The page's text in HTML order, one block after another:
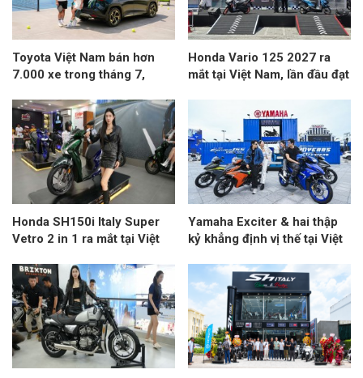
Toyota Việt Nam bán hơn
7.000 xe trong tháng 7,
số
Honda Vario 125 2027 ra
mắt tại Việt Nam, lần đầu đạt
Honda SH150i Italy Super
Vetro 2 in 1 ra mắt tại Việt
Vetro trên cùng một mẫu xe
Yamaha Exciter & hai thập
kỷ khẳng định vị thế tại Việt